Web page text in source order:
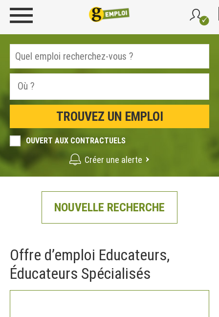
OUVERT AUX CONTRACTUELS
Créer une alerte
NOUVELLE RECHERCHE
Offre d’emploi Educateurs,
Éducateurs Spécialisés